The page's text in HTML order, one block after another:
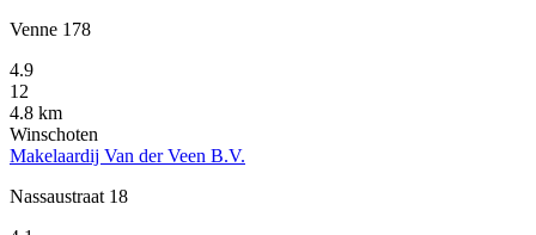
Venne 178
4.9
12
4.8 km
Winschoten
Makelaardij Van der Veen B.V.
Nassaustraat 18